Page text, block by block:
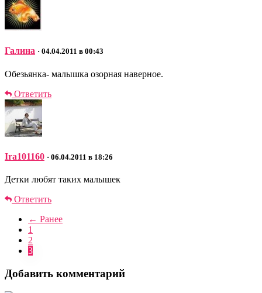
Галина · 04.04.2011 в 00:43
Обезьянка- малышка озорная наверное.
Ответить
Ira101160 · 06.04.2011 в 18:26
Детки любят таких малышек
Ответить
← Ранее
1
2
3
Добавить комментарий